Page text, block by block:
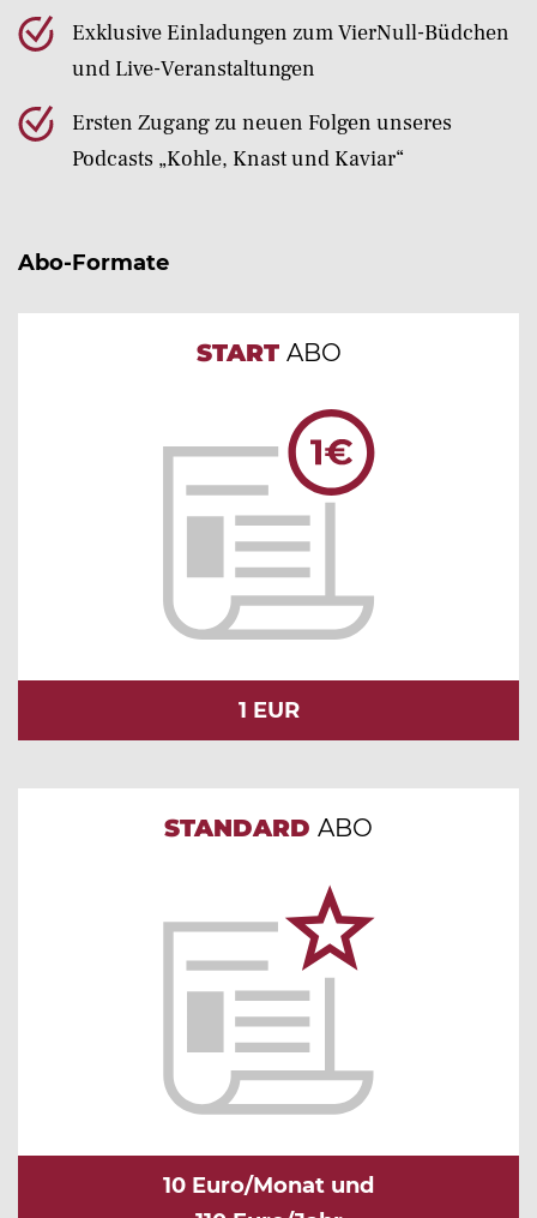
Exklusive Einladungen zum VierNull-Büdchen
und Live-Veranstaltungen
Ersten Zugang zu neuen Folgen unseres
Podcasts „Kohle, Knast und Kaviar“
Abo-Formate
START ABO
1 EUR
STANDARD ABO
10 Euro/Monat und